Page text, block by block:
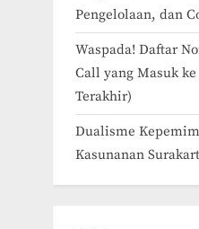
Pengelolaan, dan
Waspada! Daftar
Call yang Masuk
Terakhir)
Dualisme
Kasunanan